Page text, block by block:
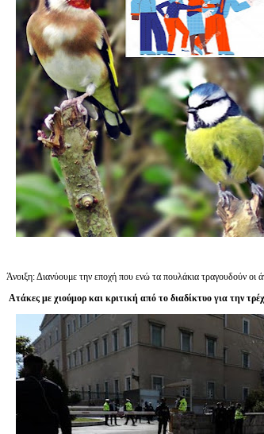
Άνοιξη: Διανύουμε την εποχή που ενώ τα πουλάκια τραγουδούν οι
Ατάκες με χιούμορ και κριτική από το διαδίκτυο για την